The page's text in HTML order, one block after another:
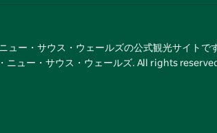
ー・サウス・ウェールズの公式観光サイトで
ニュー・サウス・ウェールズ. All rights